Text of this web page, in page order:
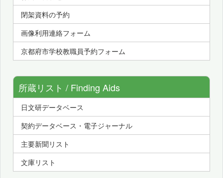
閉架資料の予約
画像利用連絡フォーム
京都府市学校教職員予約フォーム
所蔵リスト / Finding Aids
日文研データベース
契約データベース・電子ジャーナル
主要新聞リスト
文庫リスト